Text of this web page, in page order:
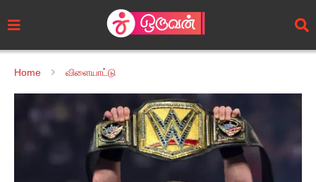
Home விளையாட்டு